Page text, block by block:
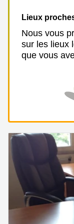
Lieux
Nous vous
sur les lieux
que vous